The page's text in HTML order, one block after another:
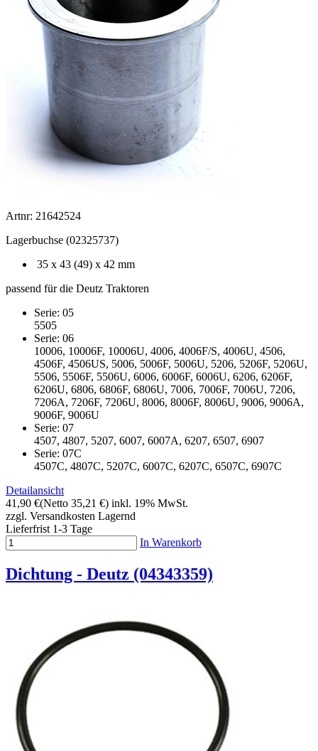
Artnr: 21642524
Lagerbuchse (02325737)
35 x 43 (49) x 42 mm
passend für die Deutz Traktoren
Serie: 05
5505
Serie: 06
10006, 10006F, 10006U, 4006, 4006F/S, 4006U, 4506,
4506F, 4506US, 5006, 5006F, 5006U, 5206, 5206F, 5206U,
5506, 5506F, 5506U, 6006, 6006F, 6006U, 6206, 6206F,
6206U, 6806, 6806F, 6806U, 7006, 7006F, 7006U, 7206,
7206A, 7206F, 7206U, 8006, 8006F, 8006U, 9006, 9006A,
9006F, 9006U
Serie: 07
4507, 4807, 5207, 6007, 6007A, 6207, 6507, 6907
Serie: 07C
4507C, 4807C, 5207C, 6007C, 6207C, 6507C, 6907C
Detailansicht
41,90 €(Netto 35,21 €) inkl. 19% MwSt.
zzgl. Versandkosten Lagernd
Lieferfrist 1-3 Tage
In Warenkorb
Dichtung - Deutz (04343359)